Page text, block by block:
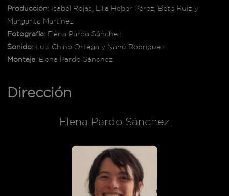
Producción: Isabel Rojas, Lilia Heber Pérez, Beto Ruiz y
Margarita Martínez
Fotografía: Elena Pardo Sánchez
Sonido: Luis Chino Ortega y Nahú Rodríguez
Montaje: Elena Pardo Sánchez
Dirección
Elena Pardo Sánchez